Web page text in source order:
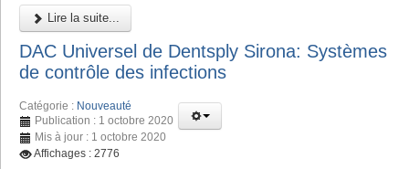
Lire la suite...
DAC Universel de Dentsply Sirona: Systèmes
de contrôle des infections
Catégorie : Nouveauté
Publication : 1 octobre 2020
Mis à jour : 1 octobre 2020
Affichages : 2776